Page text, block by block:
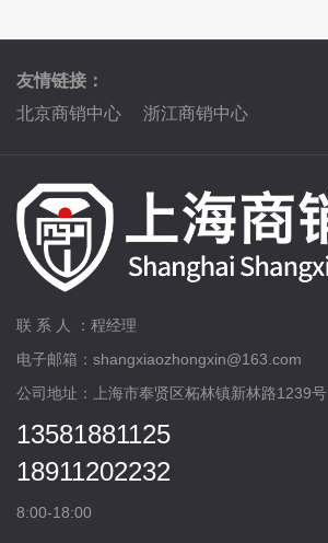
友情链接：
北京商销中心
浙江商销中心
联 系 人 ：程经理
电子邮箱：shangxiaozhongxin@163.com
公司地址：上海市奉贤区柘林镇新林路1239号
13581881125
18911202232
8:00-18:00